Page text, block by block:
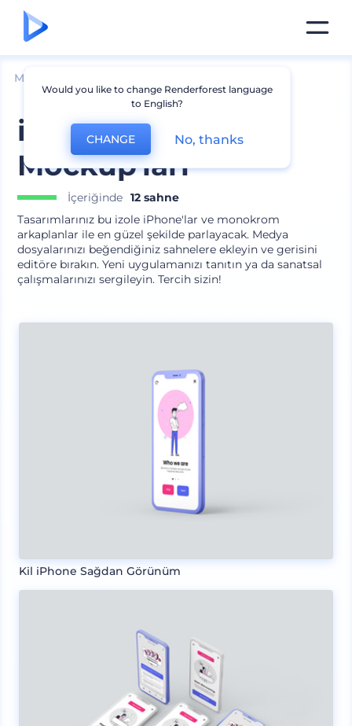
Mockuplar
iPhone 12 Pro Kil
Mockup'ları
İçeriğinde 12 sahne
Tasarımlarınız bu izole iPhone'lar ve monokrom
arkaplanlar ile en güzel şekilde parlayacak. Medya
dosyalarınızı beğendiğiniz sahnelere ekleyin ve gerisini
editöre bırakın. Yeni uygulamanızı tanıtın ya da sanatsal
çalışmalarınızı sergileyin. Tercih sizin!
Kil iPhone Sağdan Görünüm
Would you like to change Renderforest language
to English?
CHANGE No, thanks